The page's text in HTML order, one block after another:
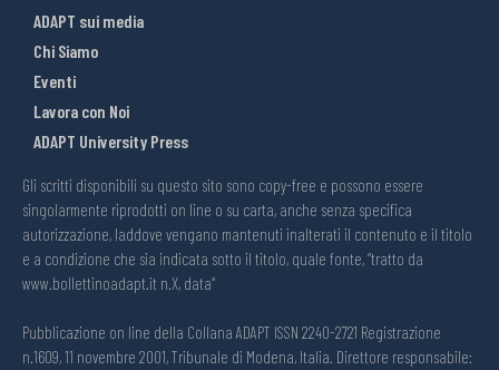
ADAPT sui media
Chi Siamo
Eventi
Lavora con Noi
ADAPT University Press
Gli scritti disponibili su questo sito sono copy-free e possono essere
singolarmente riprodotti on line o su carta, anche senza specifica
autorizzazione, laddove vengano mantenuti inalterati il contenuto e il titolo
e a condizione che sia indicata sotto il titolo, quale fonte, “tratto da
www.bollettinoadapt.it n.X, data“
Pubblicazione on line della Collana ADAPT ISSN 2240-2721 Registrazione
n.1609, 11 novembre 2001, Tribunale di Modena, Italia. Direttore responsabile: